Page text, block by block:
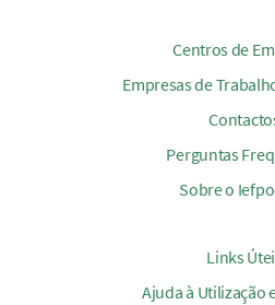
Centros de
Empresas de
Perguntas
Sobre o
Links
Ajuda à Utilização